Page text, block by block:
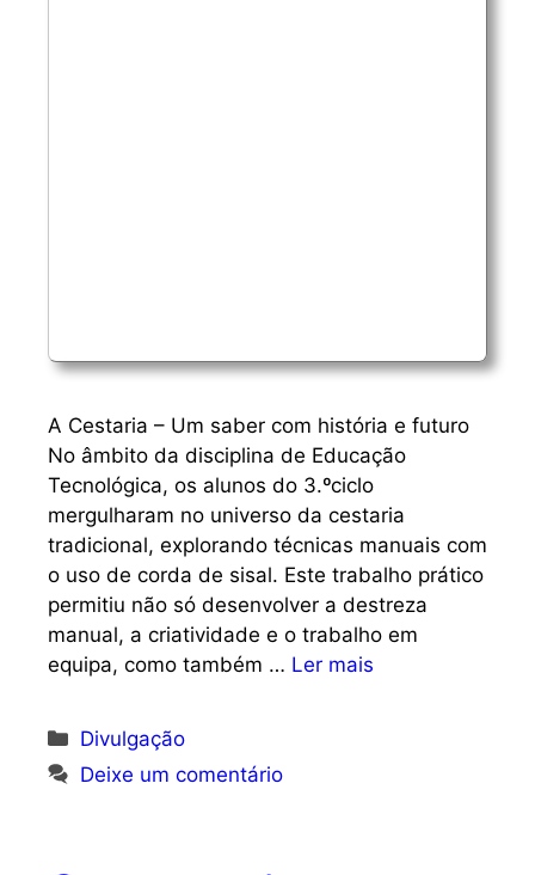
A Cestaria – Um saber com história e futuro
No âmbito da disciplina de Educação
Tecnológica, os alunos do 3.ºciclo
mergulharam no universo da cestaria
tradicional, explorando técnicas manuais com
o uso de corda de sisal. Este trabalho prático
permitiu não só desenvolver a destreza
manual, a criatividade e o trabalho em
equipa, como também … Ler mais
Categorias
Divulgação
Deixe um comentário